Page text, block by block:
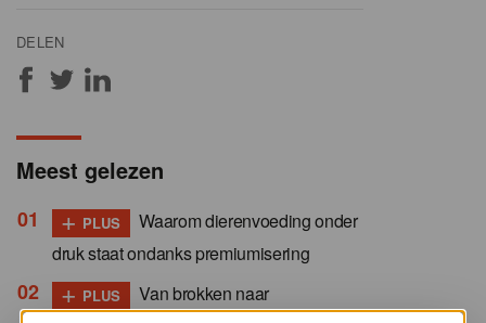
DELEN
Meest gelezen
+ PLUS
Waarom dierenvoeding onder
druk staat ondanks premiumisering
+ PLUS
Van brokken naar